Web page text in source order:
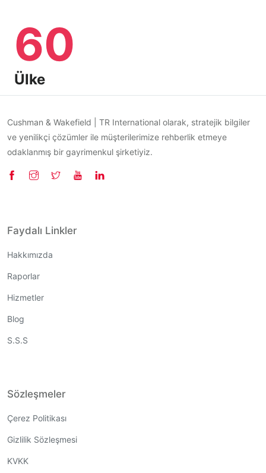
60
Ülke
Cushman & Wakefield | TR International olarak, stratejik bilgiler
ve yenilikçi çözümler ile müşterilerimize rehberlik etmeye
odaklanmış bir gayrimenkul şirketiyiz.
Faydalı Linkler
Hakkımızda
Raporlar
Hizmetler
Blog
S.S.S
Sözleşmeler
Çerez Politikası
Gizlilik Sözleşmesi
KVKK